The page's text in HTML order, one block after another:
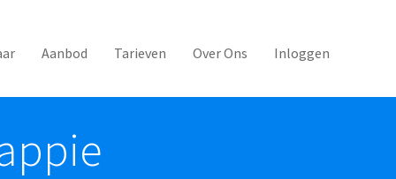
Aanbod Tarieven Over Ons Inloggen